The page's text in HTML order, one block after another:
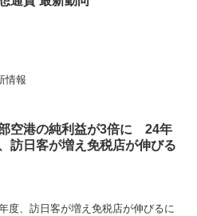
情報
空港の純利益が3倍に 24年
訪日客が増え免税店が伸びる
、訪日客が増え免税店が伸びるに